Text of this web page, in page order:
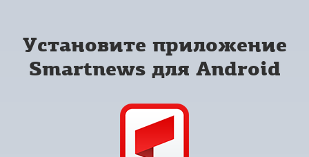
Установите приложение
Smartnews для Android